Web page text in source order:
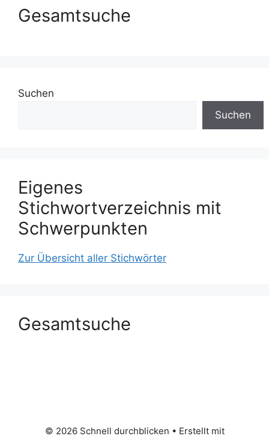
Gesamtsuche
Suchen
Suchen
Eigenes
Stichwortverzeichnis mit
Schwerpunkten
Zur Übersicht aller Stichwörter
Gesamtsuche
© 2026 Schnell durchblicken • Erstellt mit